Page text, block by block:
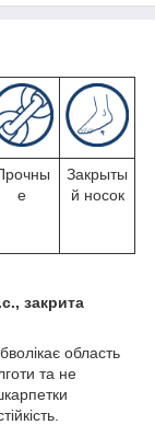
е
Закрыты
й носок
закрита
область
та не